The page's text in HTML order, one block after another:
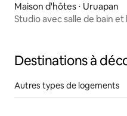
Maison d'hôtes ⋅ Uruapan
Studio avec salle de bain
Destinations à
Autres types de logements